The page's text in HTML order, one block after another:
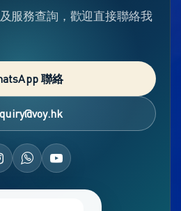
服務查詢，歡迎直接聯絡我
聯絡